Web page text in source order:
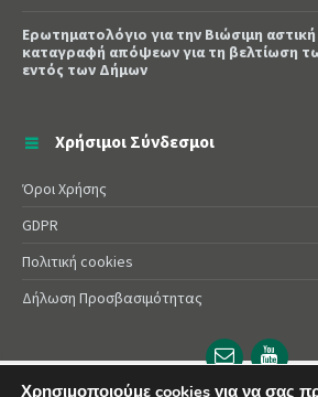
Ερωτηματολόγιο για την Βιώσιμη αστική
καταγραφή απόψεων για τη βελτίωση
εντός των Δήμων
Χρήσιμοι Σύνδεσμοι
Όροι Χρήσης
GDPR
Πολιτική cookies
Δήλωση Προσβασιμότητας
Email
url
url
Χρησιμοποιούμε cookies για να σας